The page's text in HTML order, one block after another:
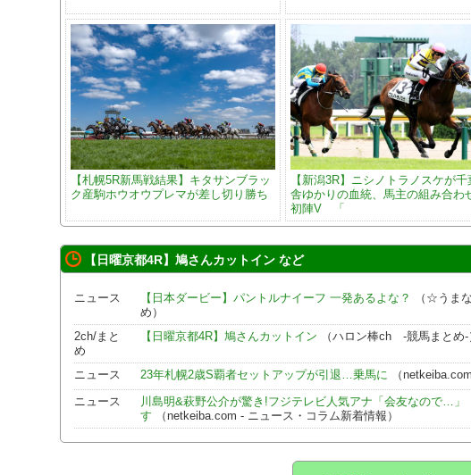
【札幌5R新馬戦結果】キタサンブラッ
ク産駒ホウオウプレマが差し切り勝ち
【新潟3R】ニシノトラノスケが千
舎ゆかりの血統、馬主の組み合わ
初陣V 「
【日曜京都4R】鳩さんカットイン など
ニュース 【日本ダービー】パントルナイーフ 一発あるよな？
（☆うま
め）
2ch/まと
め
【日曜京都4R】鳩さんカットイン （ハロン棒ch -競馬まとめ-
ニュース 23年札幌2歳S覇者セットアップが引退…乗馬に （
ニュース
川島明&萩野公介が驚き!フジテレビ人気アナ「会友なので…
す （netkeiba.com - ニュース・コラム新着情報）